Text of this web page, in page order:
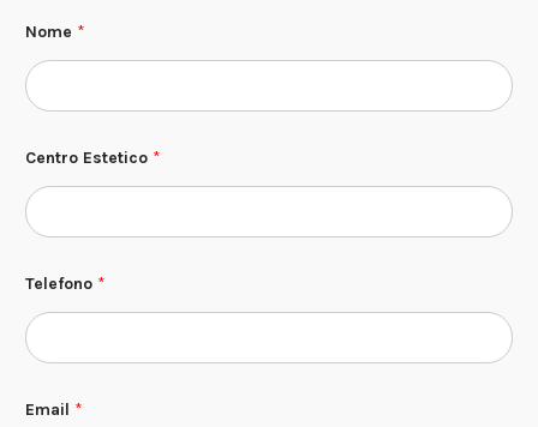
Nome *
Centro Estetico *
Telefono *
Email *